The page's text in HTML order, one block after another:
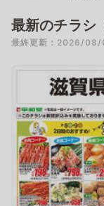
最新のチラシ
最終更新：2026/08/